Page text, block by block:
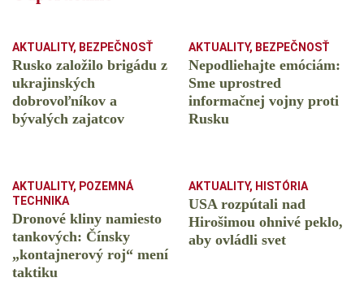
AKTUALITY, BEZPEČNOSŤ
Rusko založilo brigádu z
ukrajinských
dobrovoľníkov a
bývalých zajatcov
AKTUALITY, BEZPEČNOSŤ
Nepodliehajte emóciám:
Sme uprostred
informačnej vojny proti
Rusku
AKTUALITY, POZEMNÁ
TECHNIKA
Dronové kliny namiesto
tankových: Čínsky
️„kontajnerový roj“ mení
taktiku
AKTUALITY, HISTÓRIA
USA rozpútali nad
Hirošimou ohnivé peklo,
aby ovládli svet